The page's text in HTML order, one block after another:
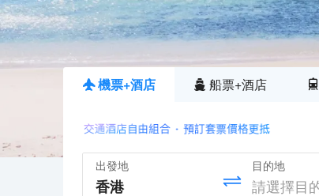
機票+酒店 船票+酒店
出發地 目的地